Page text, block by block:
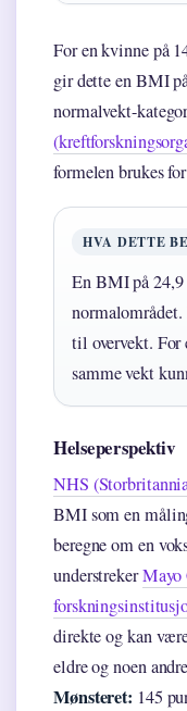
For en kvinne på
gir dette en BMI
normalvekt-
formelen brukes
HVA DETTE
En BMI på 24,9
til overvekt. For
samme vekt
Helseperspektiv
NHS
BMI som en
beregne om en
understrekerMayo
direkte og kan
eldre og noen
Mønsteret: 145